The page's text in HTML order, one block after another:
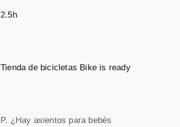
2.5h
Tienda de bicicletas Bike is ready
P. ¿Hay asientos para bebés